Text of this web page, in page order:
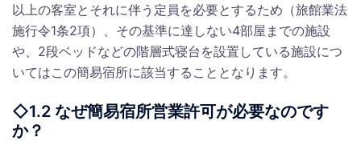
以上の客室とそれに伴う定員を必要とするため（旅館業法
施行令1条2項）、その基準に達しない4部屋までの施設
や、2段ベッドなどの階層式寝台を設置している施設につ
いてはこの簡易宿所に該当することとなります。
◇1.2 なぜ簡易宿所営業許可が必要なのです
か？